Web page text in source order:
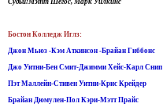
Бостон Колледж Иглз:
Джон Мьюз -Кэм Аткинсон -Брайан Гиббонс
Джо Уитни-Бен Смит-Джимми Хейс-Карл Снип
Пэт Маллейн-Стивен Уитни-Крис Крейдер
Брайан Дюмулен-Пол Кэри-Мэтт Прайс